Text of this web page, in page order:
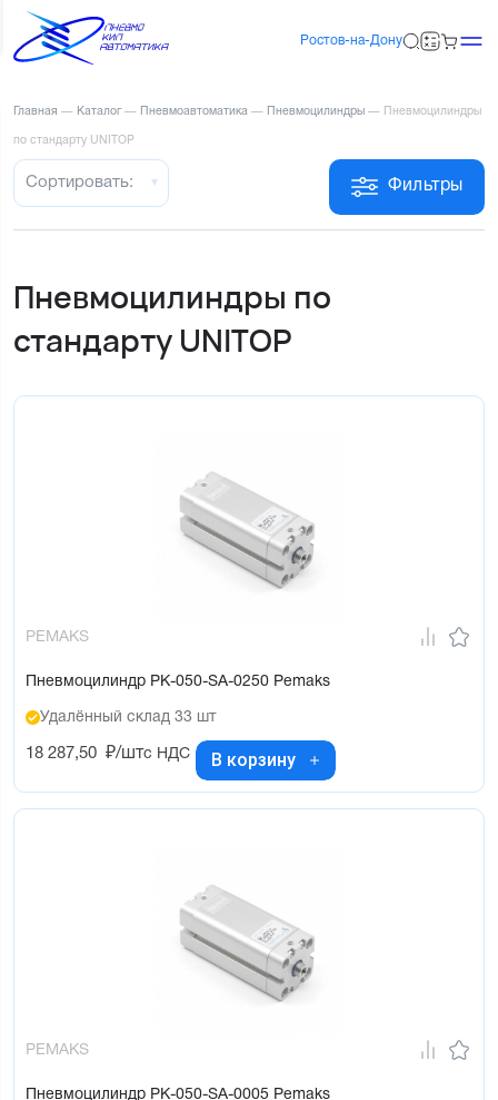
Ростов-на-Дону
Главная — Каталог — Пневмоавтоматика — Пневмоцилиндры — Пневмоцилиндры
по стандарту UNITOP
Фильтры
Сортировать:
Пневмоцилиндры по
стандарту UNITOP
PEMAKS
Пневмоцилиндр PK-050-SA-0250 Pemaks
Удалённый склад 33 шт
18 287,50 ₽/штс НДС В корзину
PEMAKS
Пневмоцилиндр PK-050-SA-0005 Pemaks